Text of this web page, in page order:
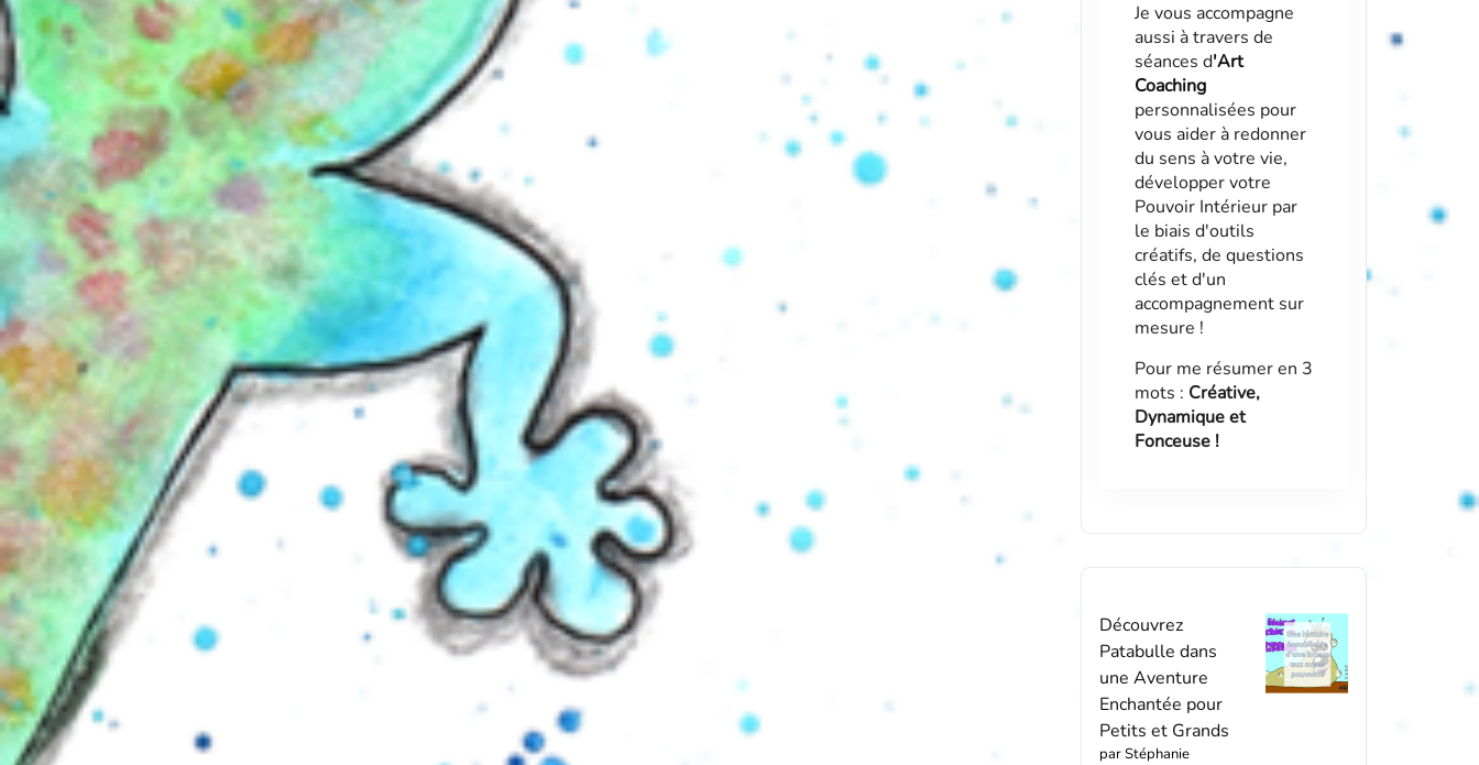
Je vous accompagne
aussi à travers de
séances d'Art
Coaching
personnalisées pour
vous aider à redonner
du sens à votre vie,
développer votre
Pouvoir Intérieur par
le biais d'outils
créatifs, de questions
clés et d'un
accompagnement sur
mesure !
Pour me résumer en 3
mots : Créative,
Dynamique et
Fonceuse !
Découvrez
Patabulle dans
une Aventure
Enchantée pour
Petits et Grands
par Stéphanie